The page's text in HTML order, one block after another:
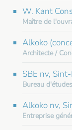
W. Kant
Maître de
Alkoko
Architecte /
SBE nv,
Bureau
Alkoko nv,
Entreprise